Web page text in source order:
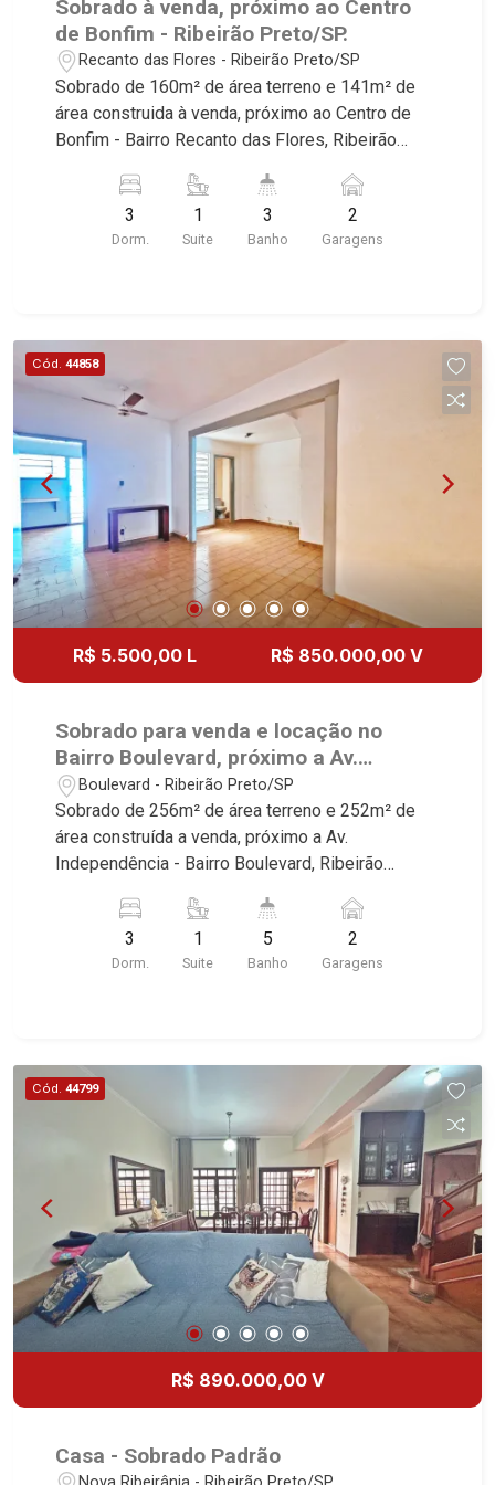
Sobrado à venda, próximo ao Centro
de Bonfim - Ribeirão Preto/SP.
Recanto das Flores - Ribeirão Preto/SP
Sobrado de 160m² de área terreno e 141m² de
área construida à venda, próximo ao Centro de
Bonfim - Bairro Recanto das Flores, Ribeirão
imóvel que a Martinelli Imobiliária selecionou
para você: - 160m² de área terreno e 141m² de
área construida - 3 dormitórios com armários e
- Edícula - Quintal - Corredor lateral - Jardim -
Iluminação - Aquecedor solar - 2 vagas cobertas
Martinelli Imobiliária, referência no mercado
imobiliário desde 2000. Especialistas em Venda,
Locação e Lançamentos! Avenida João Fiúsa,
1051 - Alto da Boa Vista | Ribeirão Preto.
3
Dorm.
1
Suite
3
Banho
2
Garagens
Cód. 44858
R$ 5.500,00 L R$ 850.000,00 V
Sobrado para venda e locação no
Bairro Boulevard, próximo a Av.
Independência - Ribeirão Preto/SP.
Boulevard - Ribeirão Preto/SP
Sobrado de 256m² de área terreno e 252m² de
área construída a venda, próximo a Av.
Independência - Bairro Boulevard, Ribeirão
imóvel que a Martinelli Imobiliária selecionou
para você: - 256m² de área terreno e 252m² de
área construída - 3 dormitórios sendo 1 suíte
Piscina - Quintal - Jardim - 2 vagas Martinelli
Imobiliária - excelência absoluta no mercado
imobiliário de Ribeirão Preto. Referência em
imóveis de alto padrão, somos especialistas na
venda e locação de casas e terrenos residenciais
e comerciais nos bairros mais desejados da
Zona Sul, reconhecidos por sua segurança,
infraestrutura e qualidade de vida incomparável.
Atuamos nos bairros de maior prestígio da
região, como: Alto da Boa Vista, Jardim Botânico,
Jardim Olhos D`Água, Vila do Golfe, City Ribeirão,
Jardim Canadá, Guaporé, Ilhas do Sul, Jardim
Nova Aliança, Boulevard, Higienópolis, Sumaré,
Park, Jardim Califórnia, Quinta da Primavera,
Bonfim Paulista, Vila Seixas, Jardim Paulista,
3
Dorm.
1
Suite
5
Banho
2
Garagens
Cód. 44799
R$ 890.000,00 V
Casa - Sobrado Padrão